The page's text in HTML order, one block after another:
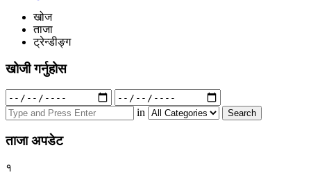
खोज
ताजा
ट्रेन्डीङ्ग
खोजी गर्नुहोस
Search
for:
in
ताजा अपडेट
१